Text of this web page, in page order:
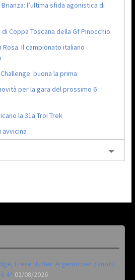
l’ultima sfida agonistica di
Coppa Toscana della Gf Pinocchio
Rosa. Il campionato italiano
buona la prima
per la gara del prossimo 6
la 31a Troi Trek
avvicina
Frei e Hutter. Argento per Zanotti
4^ 02/08/2026